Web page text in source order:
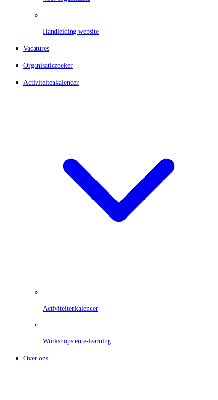
Handleiding website
Vacatures
Organisatiezoeker
Activiteitenkalender
Activiteitenkalender
Workshops en e-learning
Over ons